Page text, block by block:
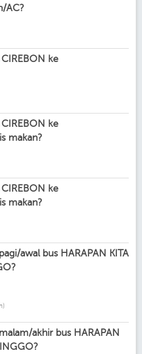
AC?
ke
ke
makan?
ke
makan?
awal bus HARAPAN KITA
akhir bus HARAPAN